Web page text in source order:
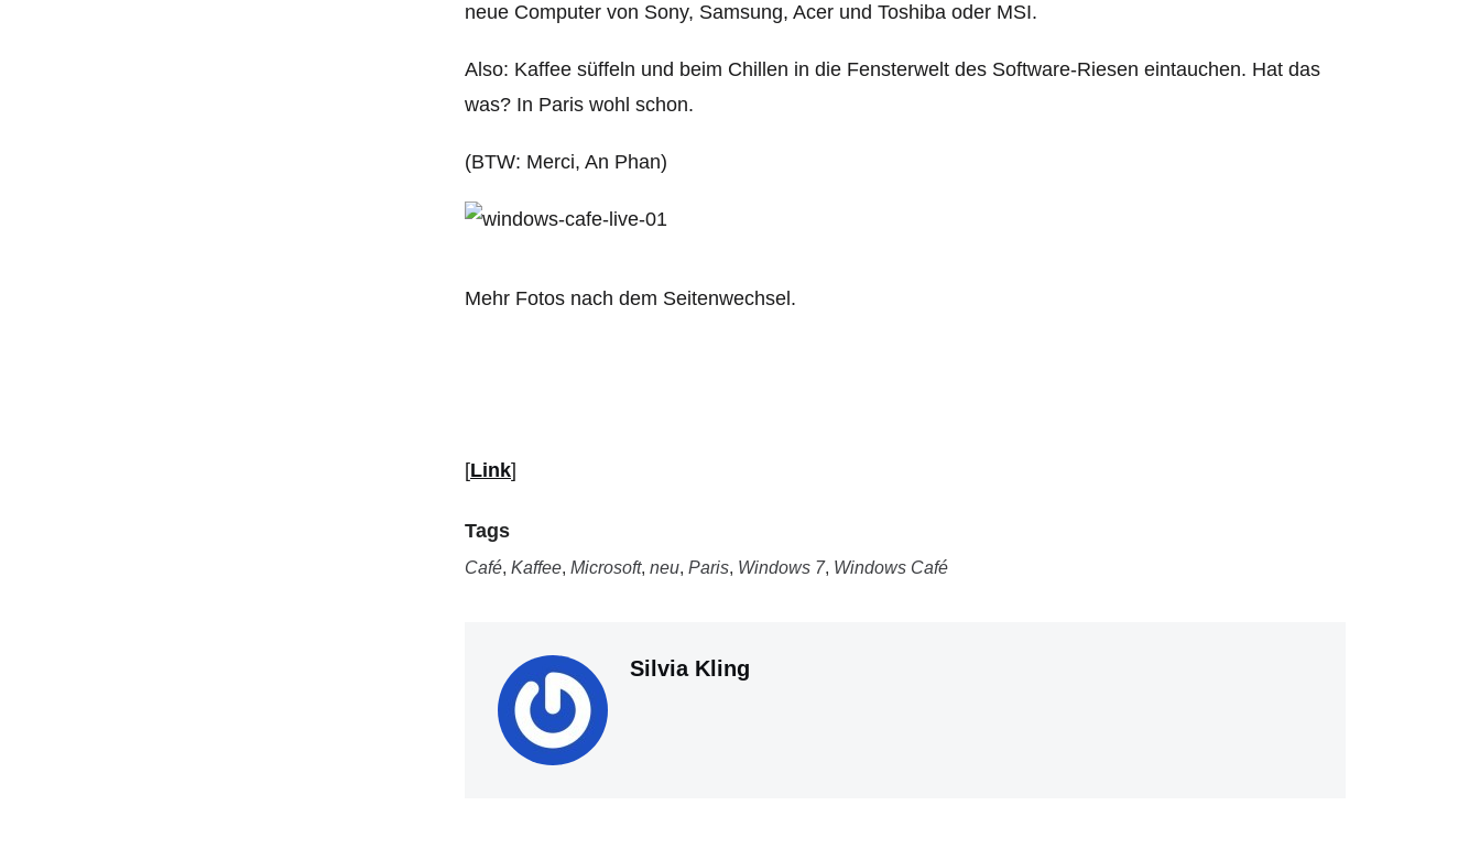
neue Computer von Sony, Samsung, Acer und Toshiba oder MSI.
Also: Kaffee süffeln und beim Chillen in die Fensterwelt des Software-Riesen eintauchen. Hat das
was? In Paris wohl schon.
(BTW: Merci, An Phan)
Mehr Fotos nach dem Seitenwechsel.
[Link]
Tags
Café, Kaffee, Microsoft, neu, Paris, Windows 7, Windows Café
Silvia Kling